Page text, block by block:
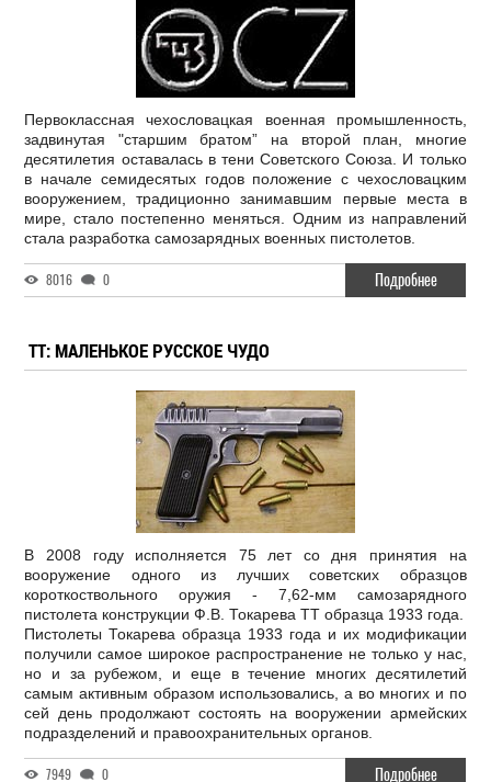
Первоклассная чехословацкая военная промышленность,
задвинутая "старшим братом” на второй план, многие
десятилетия оставалась в тени Советского Союза. И только
в начале семидесятых годов положение с чехословацким
вооружением, традиционно занимавшим первые места в
мире, стало постепенно меняться. Одним из направлений
стала разработка самозарядных военных пистолетов.
8016 0 Подробнее
ТТ: МАЛЕНЬКОЕ РУССКОЕ ЧУДО
В 2008 году исполняется 75 лет со дня принятия на
вооружение одного из лучших советских образцов
короткоствольного оружия - 7,62-мм самозарядного
пистолета конструкции Ф.В. Токарева ТТ образца 1933 года.
Пистолеты Токарева образца 1933 года и их модификации
получили самое широкое распространение не только у нас,
но и за рубежом, и еще в течение многих десятилетий
самым активным образом использовались, а во многих и по
сей день продолжают состоять на вооружении армейских
подразделений и правоохранительных органов.
7949 0 Подробнее